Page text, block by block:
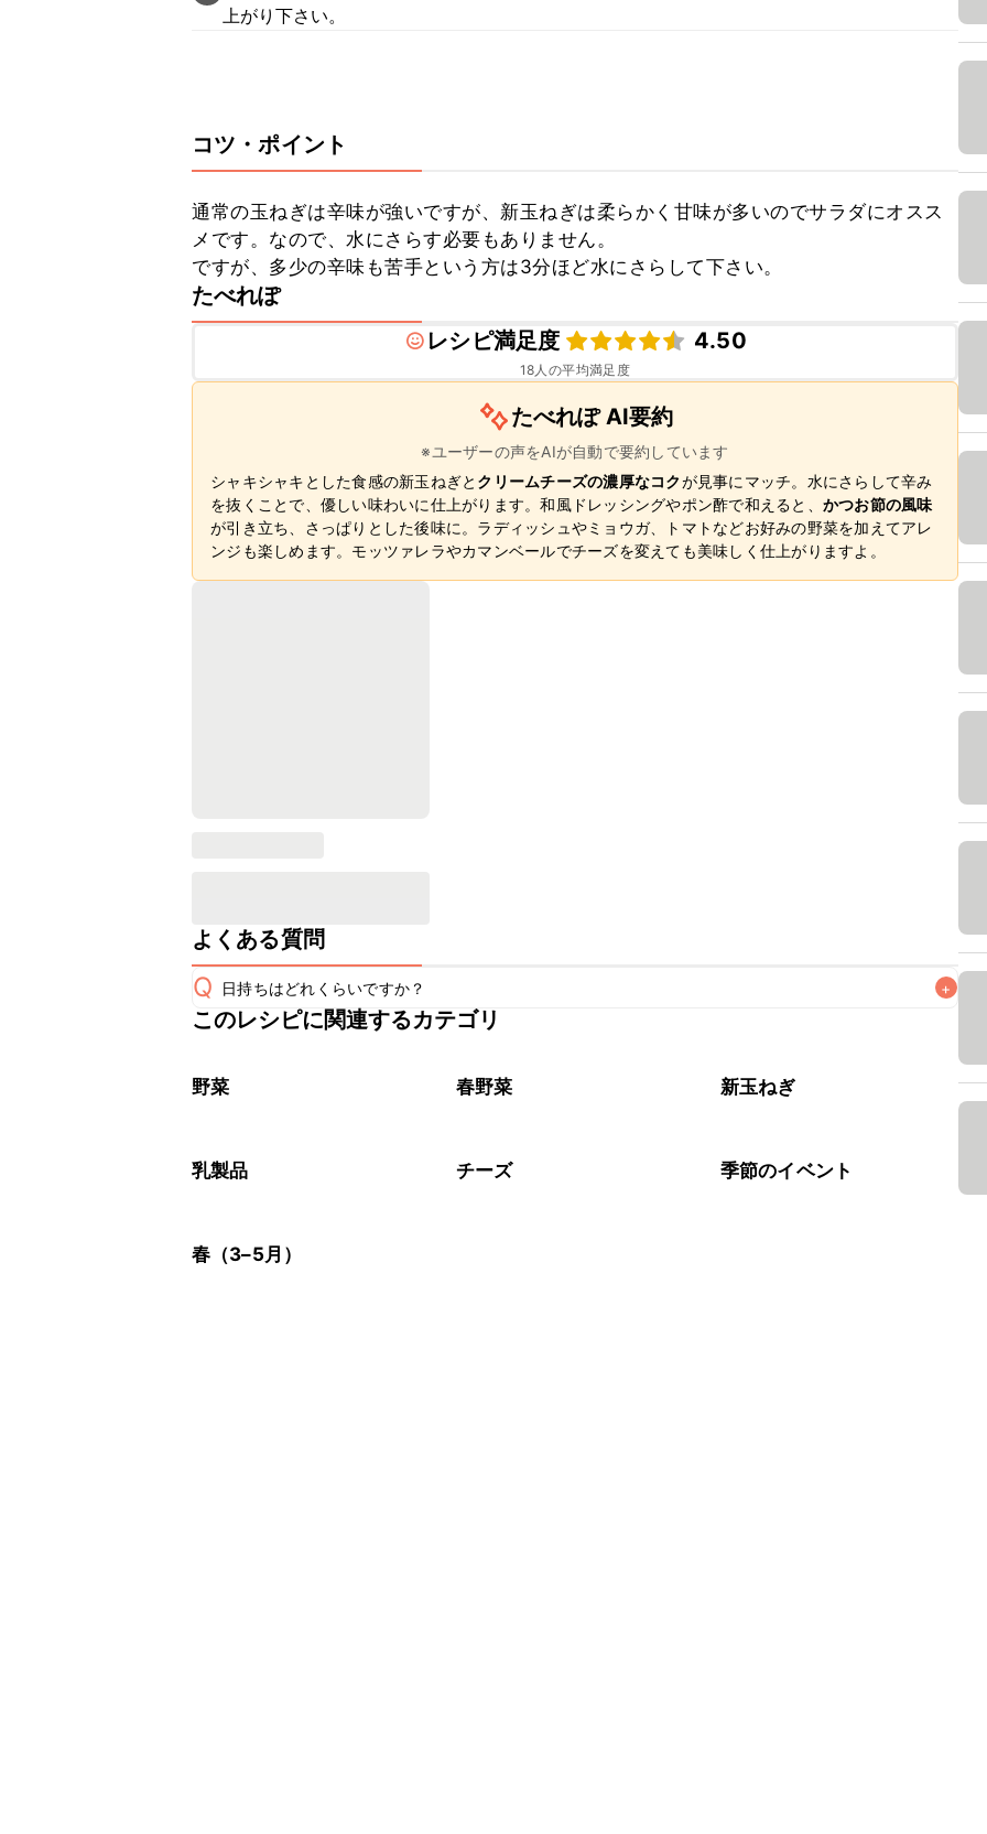
上がり下さい。
コツ・ポイント
通常の玉ねぎは辛味が強いですが、新玉ねぎは柔らかく甘味が多いのでサラダにオスス
メです。なので、水にさらす必要もありません。
ですが、多少の辛味も苦手という方は3分ほど水にさらして下さい。
たべれぽ
レシピ満足度
4.50
18人の平均満足度
たべれぽ AI要約
※ユーザーの声をAIが自動で要約しています
シャキシャキとした食感の新玉ねぎと クリームチーズの濃厚なコクが見事にマッチ。水にさらして辛み
を抜くことで、優しい味わいに仕上がります。和風ドレッシングやポン酢で和えると、 かつお節の風味
が引き立ち、さっぱりとした後味に。ラディッシュやミョウガ、トマトなどお好みの野菜を加えてアレ
ンジも楽しめます。モッツァレラやカマンベールでチーズを変えても美味しく仕上がりますよ。
よくある質問
Q 日持ちはどれくらいですか？ +
保存期間は冷蔵で当日中が目安です。なるべくお早めにお召し上がりください。
※日持ちは目安です。
このレシピに関連するカテゴリ
野菜 春野菜 新玉ねぎ
乳製品 チーズ 季節のイベント
春（3–5月）